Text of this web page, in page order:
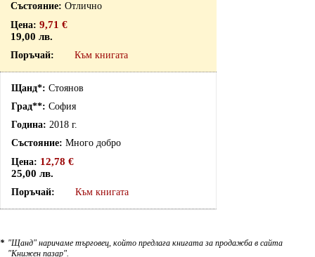
Отлично
9,71 €
19,00 лв.
Към книгата
Стоянов
София
2018 г.
Много добро
12,78 €
25,00 лв.
Към книгата
* "Щанд" наричаме търговец, който предлага книгата за продажба в сайта
"Книжен пазар".